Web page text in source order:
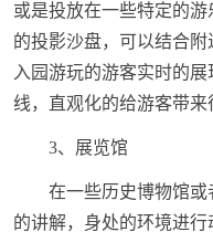
或是投放在一些特定的
的投影沙盘，可以结合
入园游玩的游客实时的
线，直观化的给游客带来
3、展览馆
在一些历史博物馆
的讲解，身处的环境进